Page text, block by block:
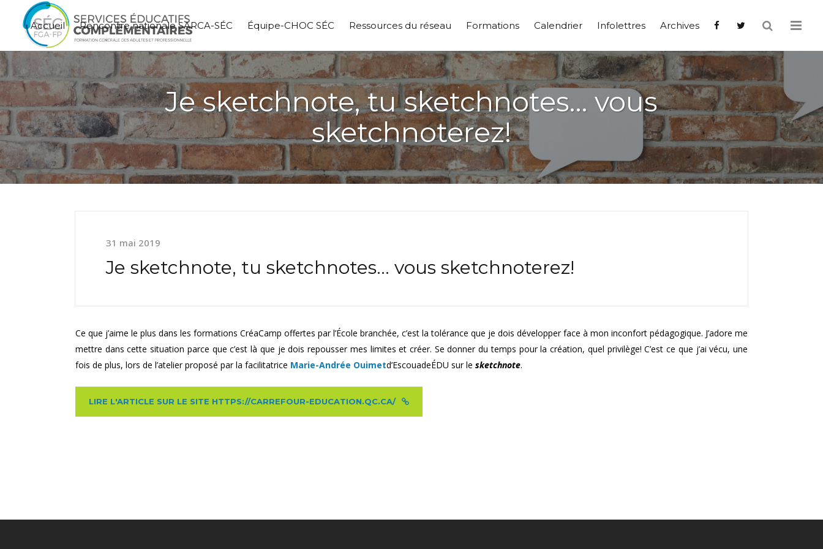
Accueil Rencontre nationale SARCA-SÉC Équipe-CHOC SÉC Ressources du réseau Formations Calendrier Infolettres Archives
Je sketchnote, tu sketchnotes… vous
sketchnoterez!
31 mai 2019
Je sketchnote, tu sketchnotes… vous sketchnoterez!
Ce que j’aime le plus dans les formations CréaCamp offertes par l’École branchée, c’est la tolérance que je dois développer face à mon inconfort pédagogique. J’adore me
mettre dans cette situation parce que c’est là que je dois repousser mes limites et créer. Se donner du temps pour la création, quel privilège! C’est ce que j’ai vécu, une
fois de plus, lors de l’atelier proposé par la facilitatrice Marie-Andrée Ouimetd’EscouadeÉDU sur le sketchnote.
LIRE L'ARTICLE SUR LE SITE HTTPS://CARREFOUR-EDUCATION.QC.CA/